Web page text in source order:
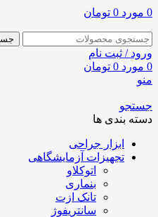
0 مورد 0 تومان
ورود / ثبت نام
0 مورد 0 تومان
منو
جستجو
دسته بندی ها
ابزار جراحی
تجهیزات آزمایشگاهی
اتوکلاو
بنماری
تانک ازت
سانتریفوژ